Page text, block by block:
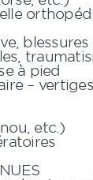
à pied
–
etc.)